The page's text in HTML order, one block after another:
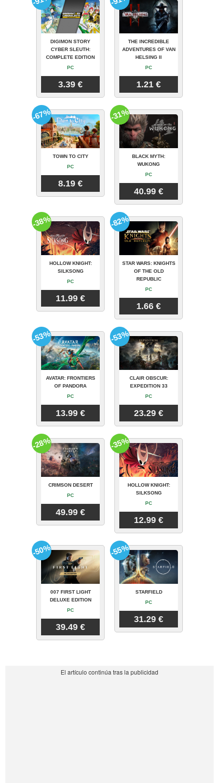
DIGIMON STORY
CYBER SLEUTH:
COMPLETE EDITION
PC
3.39 €
THE INCREDIBLE
ADVENTURES OF VAN
HELSING II
PC
1.21 €
TOWN TO CITY
PC
8.19 €
-67%
BLACK MYTH:
WUKONG
PC
40.99 €
-31%
HOLLOW KNIGHT:
SILKSONG
PC
11.99 €
-38%
STAR WARS: KNIGHTS
OF THE OLD
REPUBLIC
PC
1.66 €
-82%
AVATAR: FRONTIERS
OF PANDORA
PC
13.99 €
-53%
CLAIR OBSCUR:
EXPEDITION 33
PC
23.29 €
-53%
CRIMSON DESERT
PC
49.99 €
-28%
HOLLOW KNIGHT:
SILKSONG
PC
12.99 €
-35%
007 FIRST LIGHT
DELUXE EDITION
PC
39.49 €
-50%
STARFIELD
PC
31.29 €
-55%